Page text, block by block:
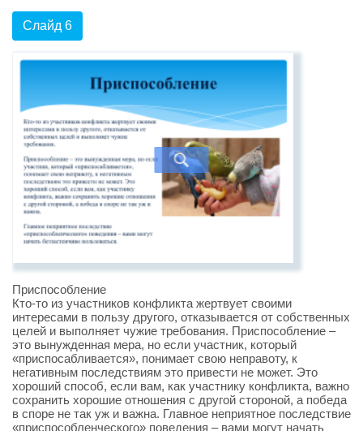
Слайд 6
Приспособление
Кто-то из участников конфликта жертвует своими
интересами в пользу другого, отказывается от собственных
целей и выполняет чужие требования. Приспособление –
это вынужденная мера, но если участник, который
«приспосабливается», понимает свою неправоту, к
негативным последствиям это привести не может. Это
хороший способ, если вам, как участнику конфликта, важно
сохранить хорошие отношения с другой стороной, а победа
в споре не так уж и важна. Главное неприятное последствие
«приспособленческого» поведения – вами могут начать